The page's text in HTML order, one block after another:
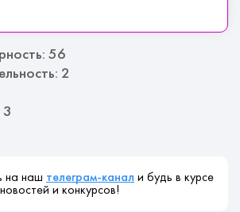
56
2
3
на наш телеграм-канал и будь в курсе
и конкурсов!